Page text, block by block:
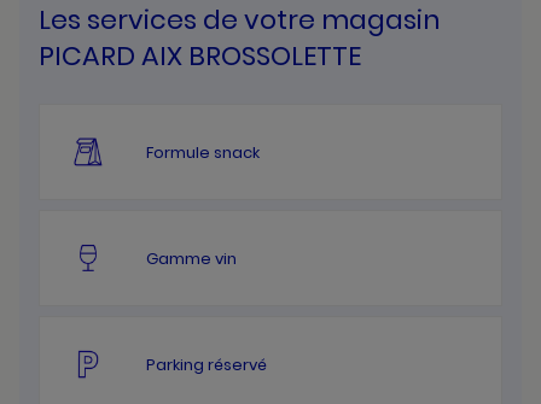
Les services de votre magasin
PICARD AIX BROSSOLETTE
Formule snack
Gamme vin
Parking réservé